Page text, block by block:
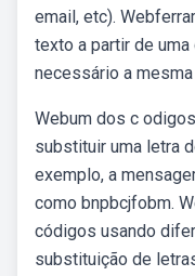
email, etc).
texto a partir de
necessário a
Webum dos c
substituir uma letra
exemplo, a
como bnpbcjfobm.
códigos usando
substituição de